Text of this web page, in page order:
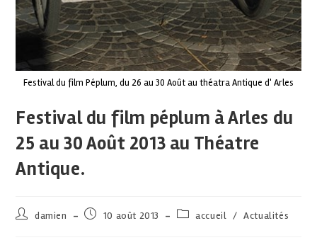
Festival du film Péplum, du 26 au 30 Août au théatra Antique d' Arles
Festival du film péplum à Arles du
25 au 30 Août 2013 au Théatre
Antique.
damien 10 août 2013 accueil / Actualités